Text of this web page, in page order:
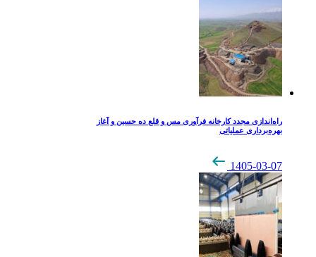
راه‌اندازی مجدد کارخانه فرآوری مس و قلع ده حسین و آغاز
بهره‌برداری عملیاتی
1405-03-07